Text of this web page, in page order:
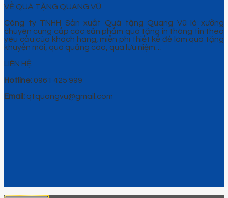
VỀ QUÀ TẶNG QUANG VŨ
Công ty TNHH Sản xuất Quà tặng Quang Vũ là xưởng
chuyên cung cấp các sản phẩm quà tặng in thông tin theo
yêu cầu của khách hàng, miễn phí thiết kế để làm quà tặng
khuyến mãi, quà quảng cáo, quà lưu niệm…
LIÊN HỆ
Hotline: 0961 425 999
Email: qtquangvu@gmail.com